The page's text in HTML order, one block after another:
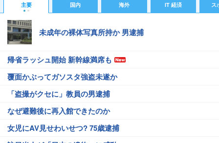
主要 国内 海外 IT 経済 ス
未成年の裸体写真所持か 男逮捕
帰省ラッシュ開始 新幹線満席も
覆面かぶってガソスタ強盗未遂か
「盗撮がクセに」教員の男逮捕
なぜ避難後に再入館できたのか
女児にAV見せわいせつ? 75歳逮捕